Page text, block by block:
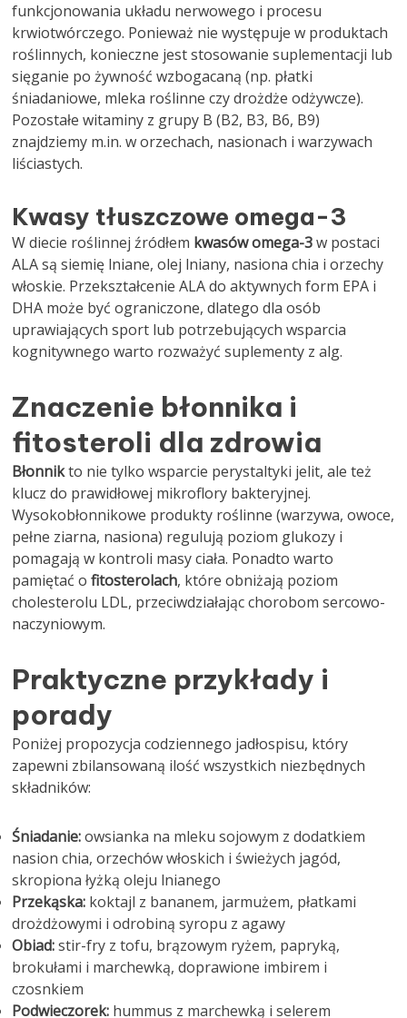
funkcjonowania układu nerwowego i procesu
krwiotwórczego. Ponieważ nie występuje w produktach
roślinnych, konieczne jest stosowanie suplementacji lub
sięganie po żywność wzbogacaną (np. płatki
śniadaniowe, mleka roślinne czy drożdże odżywcze).
Pozostałe witaminy z grupy B (B2, B3, B6, B9)
znajdziemy m.in. w orzechach, nasionach i warzywach
liściastych.
Kwasy tłuszczowe omega-3
W diecie roślinnej źródłem kwasów omega-3w postaci
ALA są siemię lniane, olej lniany, nasiona chia i orzechy
włoskie. Przekształcenie ALA do aktywnych form EPA i
DHA może być ograniczone, dlatego dla osób
uprawiających sport lub potrzebujących wsparcia
kognitywnego warto rozważyć suplementy z alg.
Znaczenie błonnika i
fitosteroli dla zdrowia
Błonnikto nie tylko wsparcie perystaltyki jelit, ale też
klucz do prawidłowej mikroflory bakteryjnej.
Wysokobłonnikowe produkty roślinne (warzywa, owoce,
pełne ziarna, nasiona) regulują poziom glukozy i
pomagają w kontroli masy ciała. Ponadto warto
pamiętać ofitosterolach, które obniżają poziom
cholesterolu LDL, przeciwdziałając chorobom sercowo-
naczyniowym.
Praktyczne przykłady i
porady
Poniżej propozycja codziennego jadłospisu, który
zapewni zbilansowaną ilość wszystkich niezbędnych
składników:
Śniadanie:owsianka na mleku sojowym z dodatkiem
nasion chia, orzechów włoskich i świeżych jagód,
skropiona łyżką oleju lnianego
Przekąska: koktajl z bananem, jarmużem, płatkami
drożdżowymi i odrobiną syropu z agawy
Obiad:stir-fry z tofu, brązowym ryżem, papryką,
brokułami i marchewką, doprawione imbirem i
czosnkiem
Podwieczorek: hummus z marchewką i selerem